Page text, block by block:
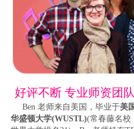
好评不断 专业师资团队
Ben 老师来自美国，毕业于美
华盛顿大学(WUSTL)(常春藤名校